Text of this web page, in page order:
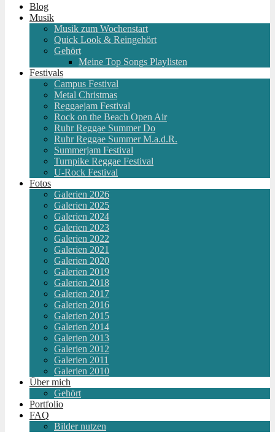
Blog
Musik
Musik zum Wochenstart
Quick Look & Reingehört
Gehört
Meine Top Songs Playlisten
Festivals
Campus Festival
Metal Christmas
Reggaejam Festival
Rock on the Beach Open Air
Ruhr Reggae Summer Do
Ruhr Reggae Summer M.a.d.R.
Summerjam Festival
Turnpike Reggae Festival
U-Rock Festival
Fotos
Galerien 2026
Galerien 2025
Galerien 2024
Galerien 2023
Galerien 2022
Galerien 2021
Galerien 2020
Galerien 2019
Galerien 2018
Galerien 2017
Galerien 2016
Galerien 2015
Galerien 2014
Galerien 2013
Galerien 2012
Galerien 2011
Galerien 2010
Über mich
Gehört
Portfolio
FAQ
Bilder nutzen